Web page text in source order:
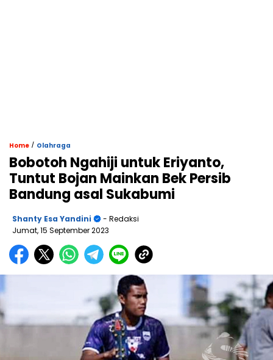
Home / Olahraga
Bobotoh Ngahiji untuk Eriyanto,
Tuntut Bojan Mainkan Bek Persib
Bandung asal Sukabumi
Shanty Esa Yandini
- Redaksi
Jumat, 15 September 2023